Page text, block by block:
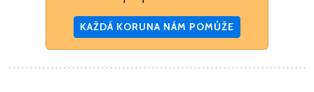
KAŽDÁ KORUNA NÁM POMŮŽE